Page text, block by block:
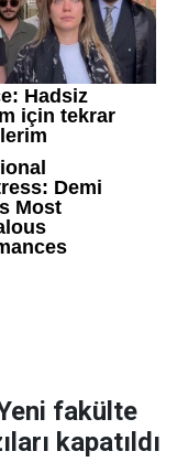
fakülte
kapatıldı